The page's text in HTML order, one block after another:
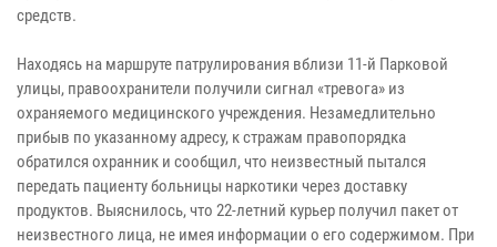
средств.
Находясь на маршруте патрулирования вблизи 11-й Парковой
улицы, правоохранители получили сигнал «тревога» из
охраняемого медицинского учреждения. Незамедлительно
прибыв по указанному адресу, к стражам правопорядка
обратился охранник и сообщил, что неизвестный пытался
передать пациенту больницы наркотики через доставку
продуктов. Выяснилось, что 22-летний курьер получил пакет от
неизвестного лица, не имея информации о его содержимом. При